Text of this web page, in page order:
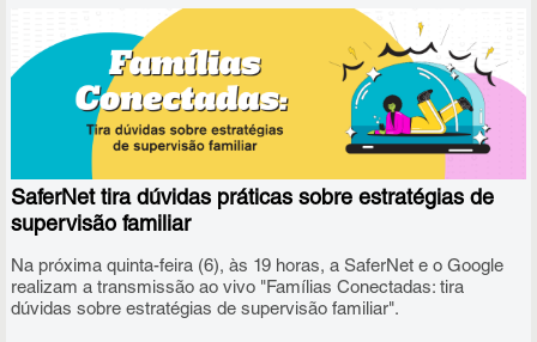
A SaferNet recebeu, até 27 de novembro, as inscrições de 54
projetos de todo o Brasil vindos da rede de escolas que
participaram em 2025 da Disciplina de Cidadania Digital, iniciativa
a qual o prêmio está atrelado. Desses, nove foram selecionados
para a semifinal.
SaferNet tira dúvidas práticas sobre estratégias de
supervisão familiar
Na próxima quinta-feira (6), às 19 horas, a SaferNet e o Google
realizam a transmissão ao vivo "Famílias Conectadas: tira
dúvidas sobre estratégias de supervisão familiar".